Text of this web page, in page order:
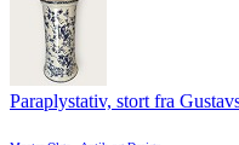
Paraplystativ, stort fra